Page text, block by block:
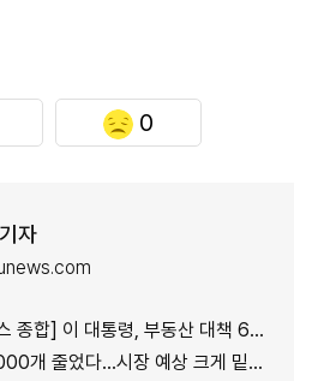
0
자
부동산 대책 6시간 점검…"기존 방식 벗어나 과감히 실행" 外
었다…시장 예상 크게 밑돈 '고용 쇼크'